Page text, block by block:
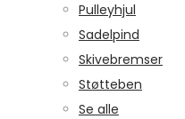
Pulleyhjul
Sadelpind
Skivebremser
Støtteben
Se alle